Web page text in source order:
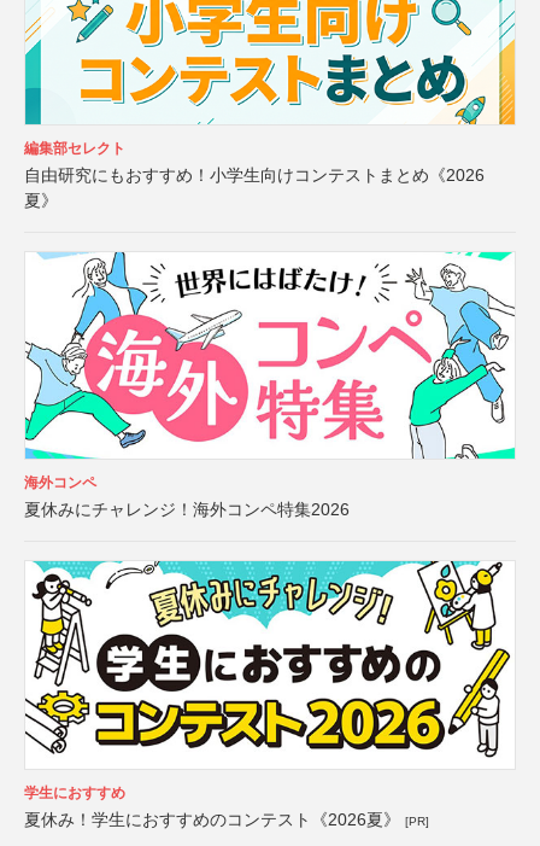
編集部セレクト
自由研究にもおすすめ！小学生向けコンテストまとめ《2026
夏》
海外コンペ
夏休みにチャレンジ！海外コンペ特集2026
学生におすすめ
夏休み！学生におすすめのコンテスト《2026夏》 [PR]